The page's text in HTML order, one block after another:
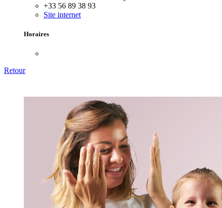
+33 56 89 38 93
Site internet
Horaires
Retour